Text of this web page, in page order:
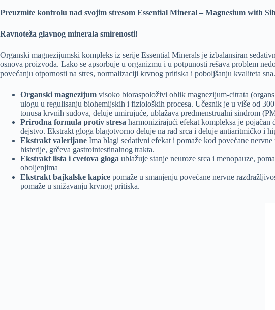
Preuzmite kontrolu nad svojim stresom Essential Mineral – Magnesium with
Ravnoteža glavnog minerala smirenosti!
Organski magnezijumski kompleks iz serije Essential Minerals je izbalansiran
osnova proizvoda. Lako se apsorbuje u organizmu i u potpunosti rešava problem
povećanju otpornosti na stres, normalizaciji krvnog pritiska i poboljšanju kvaliteta
Organski magnezijum visoko bioraspoloživi oblik magnezijum-citrata
ulogu u regulisanju biohemijskih i fizioloških procesa. Učesnik je u više od
tonusa krvnih sudova, deluje umirujuće, ublažava predmenstrualni sindrom
Prirodna formula protiv stresa harmonizirajući efekat kompleksa je
dejstvo. Ekstrakt gloga blagotvorno deluje na rad srca i deluje antiaritmičko i
Ekstrakt valerijane Ima blagi sedativni efekat i pomaže kod povećane
histerije, grčeva gastrointestinalnog trakta.
Ekstrakt lista i cvetova gloga ublažuje stanje neuroze srca i menopauze,
oboljenjima
Ekstrakt bajkalske kapice pomaže u smanjenju povećane nervne
pomaže u snižavanju krvnog pritiska.